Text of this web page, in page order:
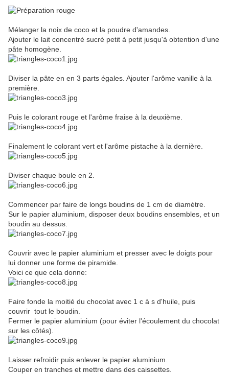
Mélanger la noix de coco et la poudre d'amandes.
Ajouter le lait concentré sucré petit à petit jusqu'à obtention d'une
pâte homogène.
Diviser la pâte en en 3 parts égales. Ajouter l'arôme vanille à la
première.
Puis le colorant rouge et l'arôme fraise à la deuxième.
Finalement le colorant vert et l'arôme pistache à la dernière.
Diviser chaque boule en 2.
Commencer par faire de longs boudins de 1 cm de diamètre.
Sur le papier aluminium, disposer deux boudins ensembles, et un
boudin au dessus.
Couvrir avec le papier aluminium et presser avec le doigts pour
lui donner une forme de piramide.
Voici ce que cela donne:
Faire fonde la moitié du chocolat avec 1 c à s d'huile, puis
couvrir tout le boudin.
Fermer le papier aluminium (pour éviter l'écoulement du chocolat
sur les côtés).
Laisser refroidir puis enlever le papier aluminium.
Couper en tranches et mettre dans des caissettes.